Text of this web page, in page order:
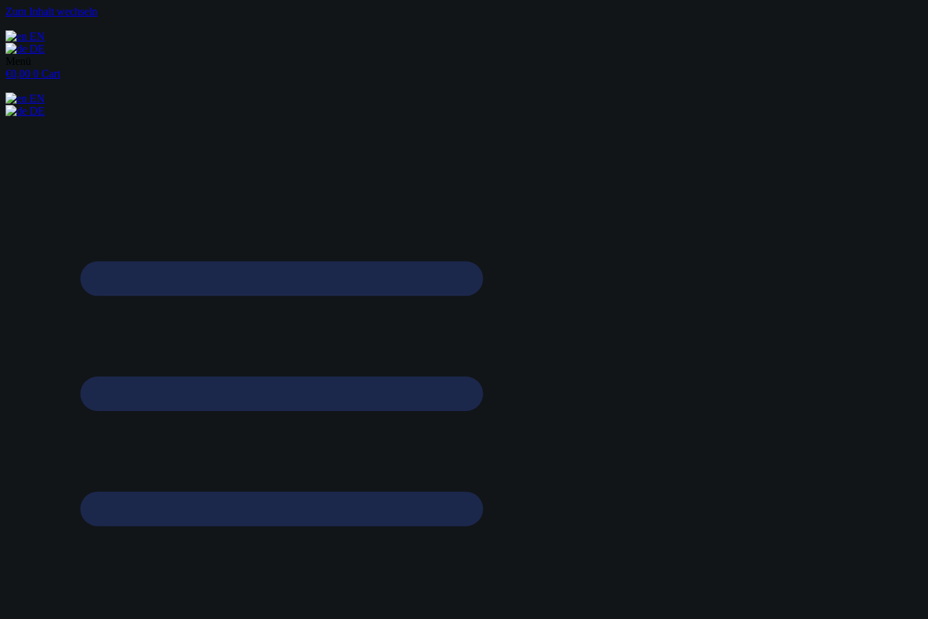
Zum Inhalt wechseln
EN
DE
Menü
€0,00 0 Cart
EN
DE